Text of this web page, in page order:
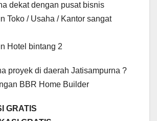
dekat dengan pusat bisnis
Toko / Usaha / Kantor sangat
Hotel bintang 2
proyek di daerah Jatisampurna ?
BBR Home Builder
GRATIS